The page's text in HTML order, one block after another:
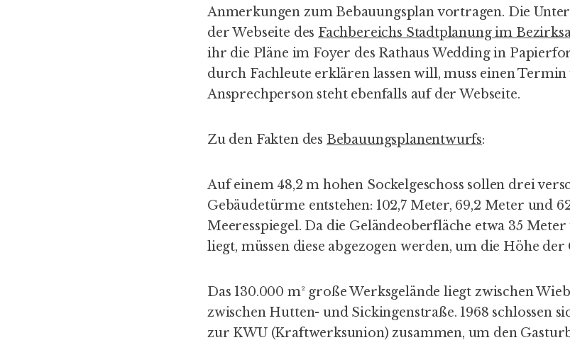
Anmerkungen zum Bebauungsplan vortragen. Die
der Webseite des Fachbereichs Stadtplanung im
ihr die Pläne im Foyer des Rathaus Wedding in
durch Fachleute erklären lassen will, muss einen
Ansprechperson steht ebenfalls auf der Webseite.
Zu den Fakten des Bebauungsplanentwurfs:
Auf einem 48,2 m hohen Sockelgeschoss sollen drei
Gebäudetürme entstehen: 102,7 Meter, 69,2 Meter und
Meeresspiegel. Da die Geländeoberfläche etwa 35
liegt, müssen diese abgezogen werden, um die Höhe
Das 130.000 m² große Werksgelände liegt zwischen
zwischen Hutten- und Sickingenstraße. 1968 schlossen
zur KWU (Kraftwerksunion) zusammen, um den